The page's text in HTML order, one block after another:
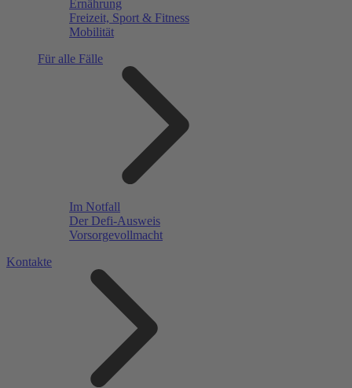
Ernährung
Freizeit, Sport & Fitness
Mobilität
Für alle Fälle
Im Notfall
Der Defi-Ausweis
Vorsorgevollmacht
Kontakte